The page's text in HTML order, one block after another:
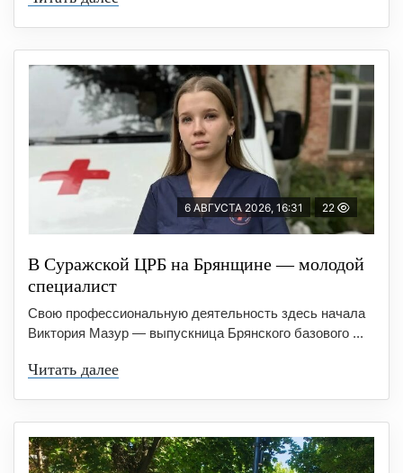
6 АВГУСТА 2026, 16:31 22
В Суражской ЦРБ на Брянщине — молодой
специалист
Свою профессиональную деятельность здесь начала
Виктория Мазур — выпускница Брянского базового ...
Читать далее